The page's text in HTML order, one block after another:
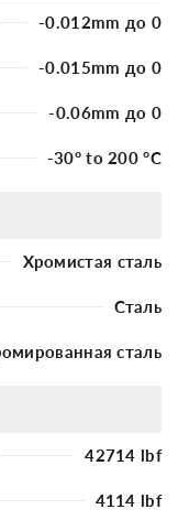
-0.012mm до 0
-0.015mm до 0
-0.06mm до 0
-30° to 200 °C
Хромистая сталь
Сталь
сталь
42714 lbf
4114 lbf